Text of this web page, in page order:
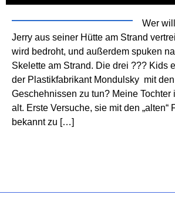
Wer
Jerry aus seiner Hütte am Strand
wird bedroht, und außerdem spuken
Skelette am Strand. Die drei ??? Kids
der Plastikfabrikant Mondulsky mit
Geschehnissen zu tun? Meine Tochter
alt. Erste Versuche, sie mit den „alten“
bekannt zu […]